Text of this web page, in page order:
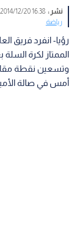
نشر :16:38 2014/12/20
رياضة
رؤيا- انفرد فريق
الممتاز لكرة
وتسعين نقطة
أمس في صالة